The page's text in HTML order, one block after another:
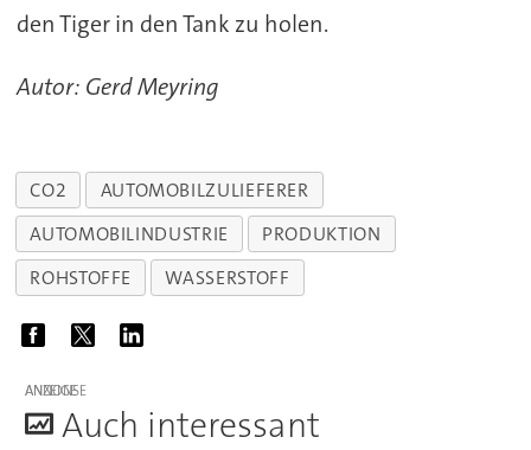
den Tiger in den Tank zu holen.
Autor: Gerd Meyring
CO2
AUTOMOBILZULIEFERER
AUTOMOBILINDUSTRIE
PRODUKTION
ROHSTOFFE
WASSERSTOFF
ANZEIGE
Auch interessant